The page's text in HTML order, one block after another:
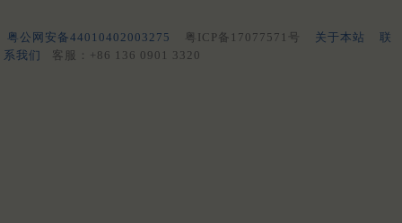
粤公网安备44010402003275 粤ICP备17077571号 关于本站
联
系我们
客服：+86 136 0901 3320